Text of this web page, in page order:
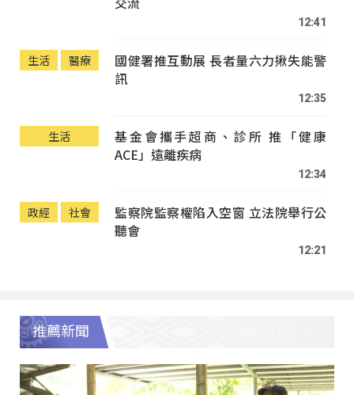
12:41
生活 醫療
國健署推互動展 長者量六力揪失能警
訊
12:35
生活
基金會攜手超商、診所 推「健康
ACE」遠離疾病
12:34
政經 社會
監察院監察權陷入空窗 立法院舉行公
聽會
12:21
推薦新聞